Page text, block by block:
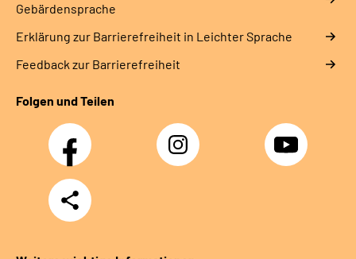
Gebärdensprache
Erklärung zur Barrierefreiheit in Leichter Sprache
Feedback zur Barrierefreiheit
Folgen und Teilen
Facebook Instagram YouTube
Teilen